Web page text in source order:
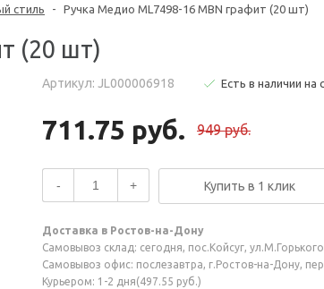
стиль - Ручка Медио ML7498-16 MBN графит (20 шт)
(20 шт)
Артикул: JL000006918 Есть в наличии на
711.75 руб. 949 руб.
- + Купить в 1 клик
Доставка в Ростов-на-Дону
Самовывоз склад: сегодня, пос.Койсуг,
Самовывоз офис: послезавтра, г.Ростов-на-Дону,
Курьером: 1-2 дня(497.55 руб.)